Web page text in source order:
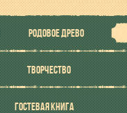
РОДОВОЕ ДРЕВО
ТВОРЧЕСТВО
ГОСТЕВАЯ КНИГА